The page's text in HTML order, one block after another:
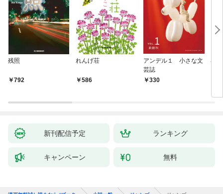
残照
792
れんげ荘
586
アンデル１ 小さな文
芸誌
330
琴
新刊配信予定 ランキング
キャンペーン 無料